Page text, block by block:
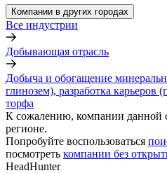
Компании в других городах
Все индустрии
Добывающая отрасль
Добыча и обогащение
глинозем), разработка карьеров
торфа
К сожалению, компании данной
регионе.
Попробуйте воспользоваться
посмотреть компании без
HeadHunter